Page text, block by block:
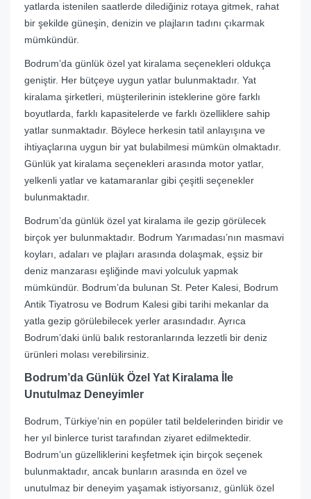
yatlarda istenilen saatlerde dilediğiniz rotaya gitmek, rahat
bir şekilde güneşin, denizin ve plajların tadını çıkarmak
mümkündür.
Bodrum’da günlük özel yat kiralama seçenekleri oldukça
geniştir. Her bütçeye uygun yatlar bulunmaktadır. Yat
kiralama şirketleri, müşterilerinin isteklerine göre farklı
boyutlarda, farklı kapasitelerde ve farklı özelliklere sahip
yatlar sunmaktadır. Böylece herkesin tatil anlayışına ve
ihtiyaçlarına uygun bir yat bulabilmesi mümkün olmaktadır.
Günlük yat kiralama seçenekleri arasında motor yatlar,
yelkenli yatlar ve katamaranlar gibi çeşitli seçenekler
bulunmaktadır.
Bodrum’da günlük özel yat kiralama ile gezip görülecek
birçok yer bulunmaktadır. Bodrum Yarımadası’nın masmavi
koyları, adaları ve plajları arasında dolaşmak, eşsiz bir
deniz manzarası eşliğinde mavi yolculuk yapmak
mümkündür. Bodrum’da bulunan St. Peter Kalesi, Bodrum
Antik Tiyatrosu ve Bodrum Kalesi gibi tarihi mekanlar da
yatla gezip görülebilecek yerler arasındadır. Ayrıca
Bodrum’daki ünlü balık restoranlarında lezzetli bir deniz
ürünleri molası verebilirsiniz.
Bodrum’da Günlük Özel Yat Kiralama İle
Unutulmaz Deneyimler
Bodrum, Türkiye’nin en popüler tatil beldelerinden biridir ve
her yıl binlerce turist tarafından ziyaret edilmektedir.
Bodrum’un güzelliklerini keşfetmek için birçok seçenek
bulunmaktadır, ancak bunların arasında en özel ve
unutulmaz bir deneyim yaşamak istiyorsanız, günlük özel